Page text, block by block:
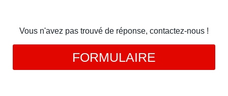
Vous n'avez pas trouvé de réponse, contactez-nous !
FORMULAIRE